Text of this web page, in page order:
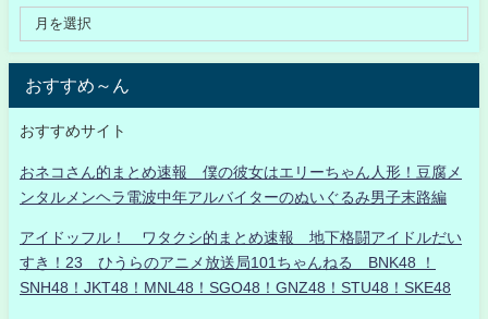
おすすめ～ん
おすすめサイト
おネコさん的まとめ速報 僕の彼女はエリーちゃん人形！豆腐メ
ンタルメンヘラ電波中年アルバイターのぬいぐるみ男子末路編
アイドッフル！ ワタクシ的まとめ速報 地下格闘アイドルだい
すき！23 ひうらのアニメ放送局101ちゃんねる BNK48 ！
SNH48！JKT48！MNL48！SGO48！GNZ48！STU48！SKE48